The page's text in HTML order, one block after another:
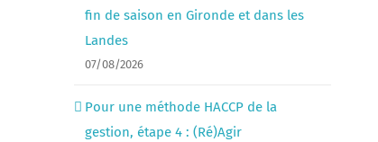
fin de saison en Gironde et dans les
Landes
07/08/2026
Pour une méthode HACCP de la
gestion, étape 4 : (Ré)Agir